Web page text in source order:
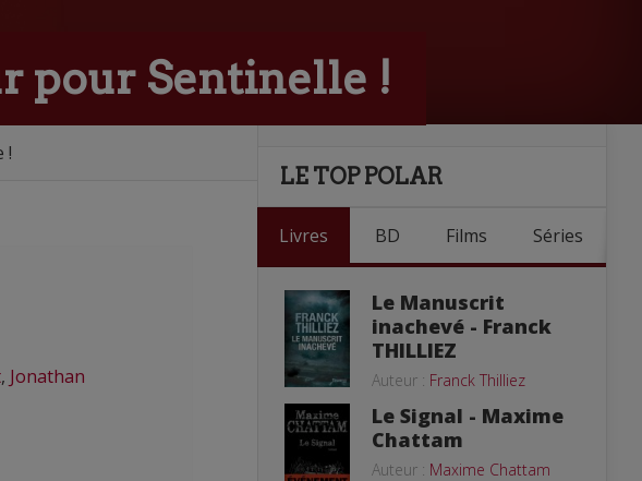
pour Sentinelle !
!
, Jonathan
LE TOP POLAR
Livres BD Films Séries
Le Manuscrit
inachevé - Franck
THILLIEZ
Auteur : Franck Thilliez
Le Signal - Maxime
Chattam
Auteur : Maxime Chattam